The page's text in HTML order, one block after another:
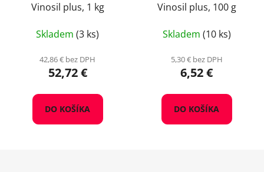
Vinosil plus, 1 kg
Skladem (3 ks)
42,86 € bez DPH
52,72 €
DO KOŠÍKA
Vinosil plus, 100 g
Skladem (10 ks)
5,30 € bez DPH
6,52 €
DO KOŠÍKA